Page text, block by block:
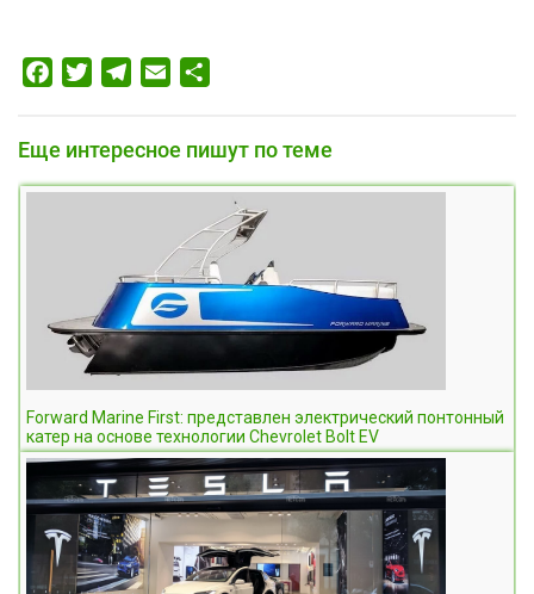
FacebookTwitterTelegram
Email
Еще интересное пишут по теме
Forward Marine First: представлен электрический понтонный
катер на основе технологии Chevrolet Bolt EV